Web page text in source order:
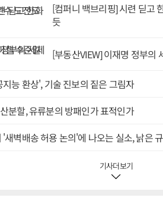
최선의 결과를 만들어내려는 책임윤리
정도 이런 철학에 따라 이뤄져야 한다.물
리에 따라 활동하는 곳이니 당연히 이렇
진행하긴 어렵다.또 보수 야당에선 이번
지만 욕망의 분출만으로는 다수가 수긍할
않도록 섬세한 검토가 필요하다. 주요 논
분히 논의된 바 있다.토론회에서 나온 여
가지 방향에서 균형을 찾는 방식으로 진
균형이다. 실거주 1주택이라고 무조건
격대 별로, 소득별로, 거주 형태별로 쪼개
사이에서 조화다. 다주택자 양도세 중과를
[컴퍼니 백브리핑] 시련 딛고
듯
[부동산VIEW] 이재명 정부의
능 환상', 기술 진보의 짙은 그림자
분할, 유류분의 방패인가 표적인가
새벽배송 허용 논의'에 나오는 실소, 낡은
기사더보기